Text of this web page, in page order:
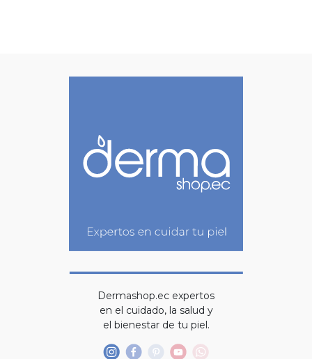
Dermashop.ec expertos
en el cuidado, la salud y
el bienestar de tu piel.